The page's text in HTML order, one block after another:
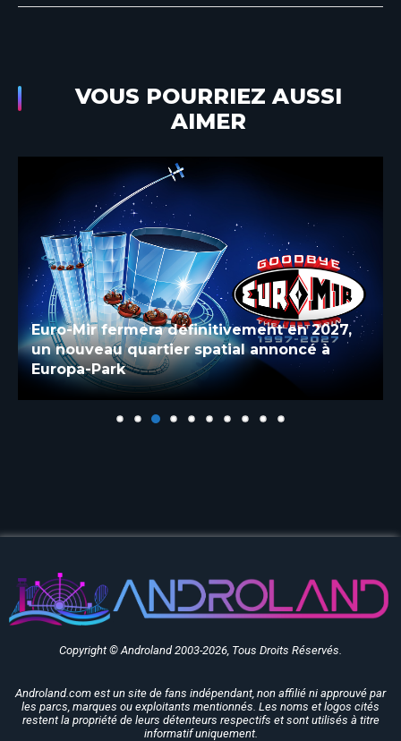
VOUS POURRIEZ AUSSI
AIMER
Euro-Mir fermera définitivement en 2027,
un nouveau quartier spatial annoncé à
Europa-Park
Copyright © Androland 2003-2026, Tous Droits Réservés.
Androland.com est un site de fans indépendant, non affilié ni approuvé par
les parcs, marques ou exploitants mentionnés. Les noms et logos cités
restent la propriété de leurs détenteurs respectifs et sont utilisés à titre
informatif uniquement.